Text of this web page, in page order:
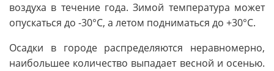
воздуха в течение года. Зимой температура может
опускаться до -30°C, а летом подниматься до +30°C.
Осадки в городе распределяются неравномерно,
наибольшее количество выпадает весной и осенью.